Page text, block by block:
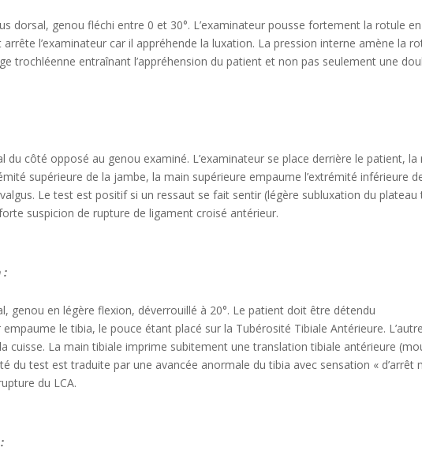
dorsal, genou fléchi entre 0 et 30°. L’examinateur pousse fortement la rotule
l’examinateur car il appréhende la luxation. La pression interne amène la
trochléenne entraînant l’appréhension du patient et non pas seulement une
du côté opposé au genou examiné. L’examinateur se place derrière le patient, la
supérieure de la jambe, la main supérieure empaume l’extrémité inférieure
Le test est positif si un ressaut se fait sentir (légère subluxation du plateau
suspicion de rupture de ligament croisé antérieur.
:
genou en légère flexion, déverrouillé à 20°. Le patient doit être détendu
le tibia, le pouce étant placé sur la Tubérosité Tibiale Antérieure.
cuisse. La main tibiale imprime subitement une translation tibiale antérieure
du test est traduite par une avancée anormale du tibia avec sensation « d’arrêt
du LCA.